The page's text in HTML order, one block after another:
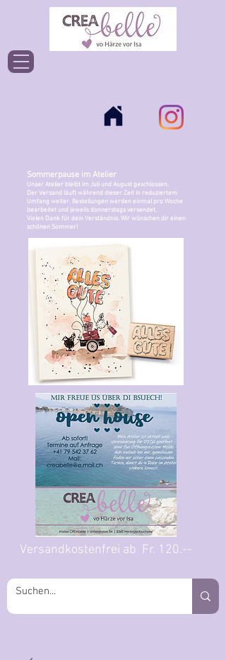
Sommerpause im Atelier
Unser Atelier bleibt im Juli und August geschlossen.
Der Versand läuft während dieser Zeit in reduziertem
Umfang weiter. Bestellungen werden einmal pro Woche
bearbeitet und jeweils donnerstags versendet.
Vielen Dank für dein Verständnis. Wir wünschen dir einen
schönen Sommer!
Versandkostenfrei ab Fr. 120.--